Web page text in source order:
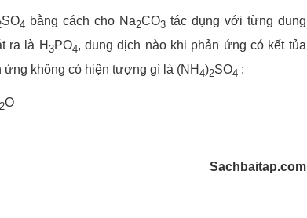
SO4 bằng cách cho Na2CO3tác dụng với từng dung
ra là H 3PO4, dung dịch nào khi phản ứng có kết tủa
ứng không có hiện tượng gì là (NH 4)2SO4 :
2O
Sachbaitap.com